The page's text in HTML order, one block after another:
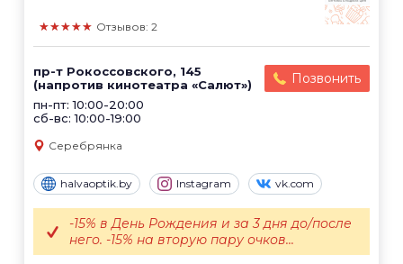
★★★★★ Отзывов: 2
пр-т Рокоссовского, 145
(напротив кинотеатра «Салют»)
пн-пт: 10:00-20:00
сб-вс: 10:00-19:00
Позвонить
Серебрянка
halvaoptik.by Instagram vk.com
-15% в День Рождения и за 3 дня до/после
него. -15% на вторую пару очков...